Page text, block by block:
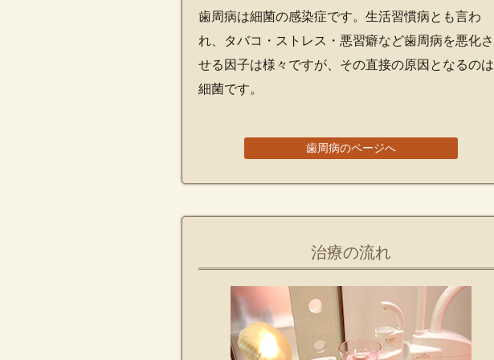
歯周病は細菌の感染症です。生活習慣病とも言わ
れ、タバコ・ストレス・悪習癖など歯周病を悪化さ
せる因子は様々ですが、その直接の原因となるのは
細菌です。
歯周病のページへ
治療の流れ